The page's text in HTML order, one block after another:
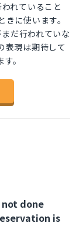
れていること
に使います。
だ行われていな
表現は期待して
。
done
is